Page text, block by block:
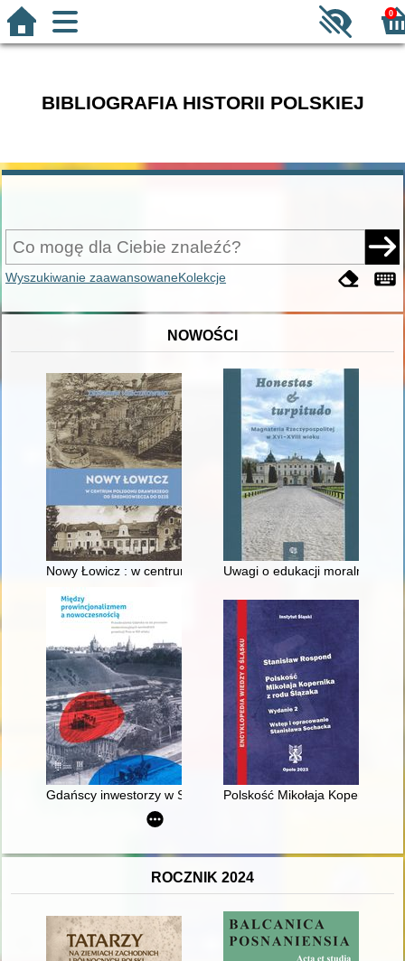
0
BIBLIOGRAFIA HISTORII POLSKIEJ
Wyszukiwanie zaawansowaneKolekcje
NOWOŚCI
Nowy Łowicz : w centrum poligonu drawskiego od
Uwagi o edukacji moralnej
Gdańscy inwestorzy w Sopocie : prestiż finansowy i
Polskość Mikołaja Kopernika z
ROCZNIK 2024